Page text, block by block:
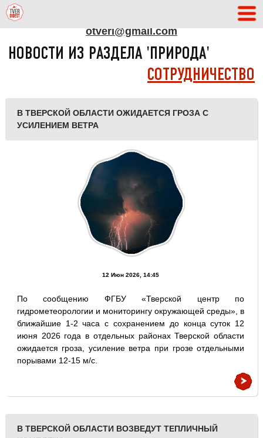
otveri@gmail.com
НОВОСТИ ИЗ РАЗДЕЛА 'ПРИРОДА'
СОТРУДНИЧЕСТВО
В ТВЕРСКОЙ ОБЛАСТИ ОЖИДАЕТСЯ ГРОЗА С
УСИЛЕНИЕМ ВЕТРА
12 Июн 2026, 14:45
По сообщению ФГБУ «Тверской центр по
гидрометеорологии и мониторингу окружающей среды», в
ближайшие 1-2 часа с сохранением до конца суток 12
июня 2026 года в отдельных районах Тверской области
ожидается гроза, усиление ветра при грозе отдельными
порывами 12-15 м/с.
В ТВЕРСКОЙ ОБЛАСТИ ВОЗВЕДУТ ТЕПЛИЧНЫЙ